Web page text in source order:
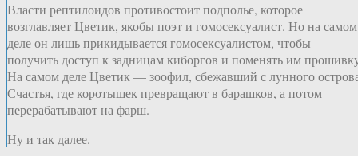
Власти рептилоидов противостоит подполье, которое
возглавляет Цветик, якобы поэт и гомосексуалист. Но на самом
деле он лишь прикидывается гомосексуалистом, чтобы
получить доступ к задницам киборгов и поменять им
На самом деле Цветик — зоофил, сбежавший с лунного
Счастья, где коротышек превращают в барашков, а потом
перерабатывают на фарш.
Ну и так далее.